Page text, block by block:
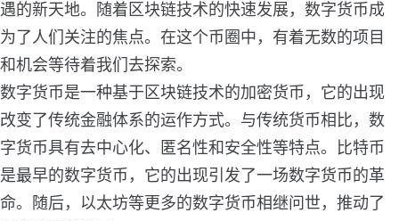
遇的新天地。随着区块链技术的快速发展，数字货币成
为了人们关注的焦点。在这个币圈中，有着无数的项目
和机会等待着我们去探索。
数字货币是一种基于区块链技术的加密货币，它的出现
改变了传统金融体系的运作方式。与传统货币相比，数
字货币具有去中心化、匿名性和安全性等特点。比特币
是最早的数字货币，它的出现引发了一场数字货币的革
命。随后，以太坊等更多的数字货币相继问世，推动了